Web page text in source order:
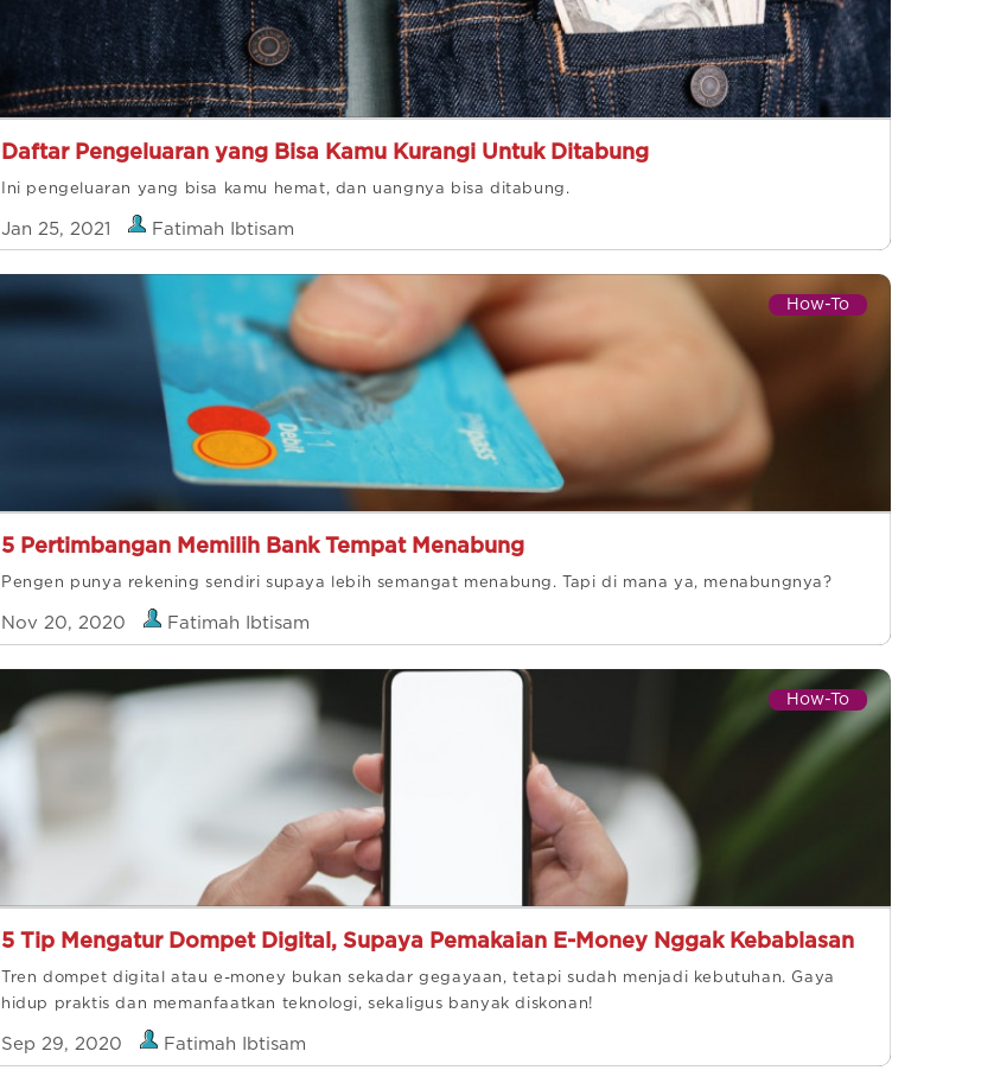
Daftar Pengeluaran yang Bisa Kamu Kurangi Untuk Ditabung
Ini pengeluaran yang bisa kamu hemat, dan uangnya bisa ditabung.
Jan 25, 2021 Fatimah Ibtisam
How-To
5 Pertimbangan Memilih Bank Tempat Menabung
Pengen punya rekening sendiri supaya lebih semangat menabung. Tapi di mana ya, menabungnya?
Nov 20, 2020 Fatimah Ibtisam
How-To
5 Tip Mengatur Dompet Digital, Supaya Pemakaian E-Money Nggak Kebablasan
Tren dompet digital atau e-money bukan sekadar gegayaan, tetapi sudah menjadi kebutuhan. Gaya
hidup praktis dan memanfaatkan teknologi, sekaligus banyak diskonan!
Sep 29, 2020 Fatimah Ibtisam